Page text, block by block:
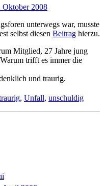
Oktober 2008
unterwegs war, musste
selbst diesen Beitrag hierzu.
Mitglied, 27 Jahre jung
trifft es immer die
und traurig.
, Unfall, unschuldig